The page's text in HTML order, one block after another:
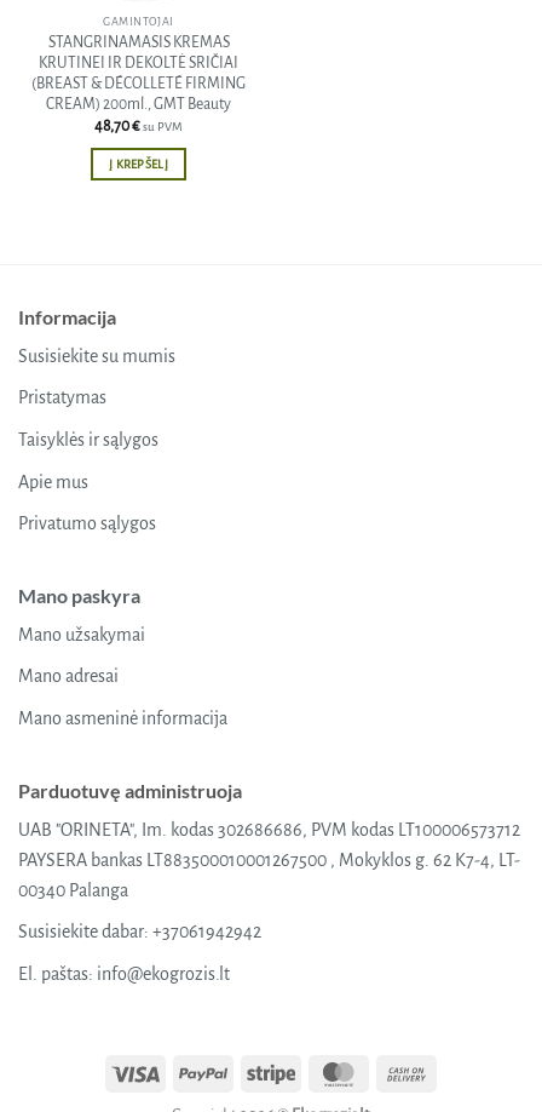
GAMINTOJAI
STANGRINAMASIS KREMAS
KRUTINEI IR DEKOLTĖ SRIČIAI
(BREAST & DÉCOLLETÉ FIRMING
CREAM) 200ml., GMT Beauty
48,70€su PVM
Į KREPŠELĮ
Informacija
Susisiekite su mumis
Pristatymas
Taisyklės ir sąlygos
Apie mus
Privatumo sąlygos
Mano paskyra
Mano užsakymai
Mano adresai
Mano asmeninė informacija
Parduotuvę administruoja
UAB "ORINETA", Im. kodas 302686686, PVM kodas LT100006573712
PAYSERA bankas LT883500010001267500 , Mokyklos g. 62 K7-4, LT-
00340 Palanga
Susisiekite dabar: +37061942942
El. paštas: info@ekogrozis.lt
Visa PayPal Stripe MasterCard